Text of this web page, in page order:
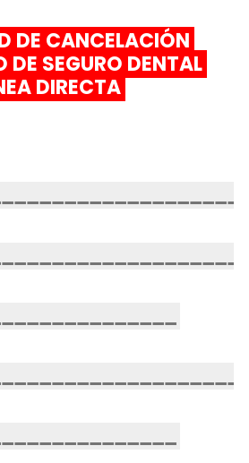
DE CANCELACIÓN
DE SEGURO DENTAL
DIRECTA